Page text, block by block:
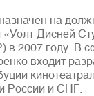
на
«Уолт Дисней
2007 году. В
входит
России и СНГ.